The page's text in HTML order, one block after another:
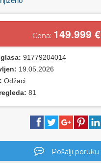
Cena: 149.999 €
91779204014
19.05.2026
Odžaci
81
Pošalji poruku